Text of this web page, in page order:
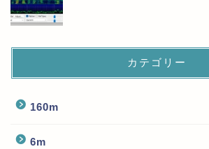
カテゴリー
160m
6m